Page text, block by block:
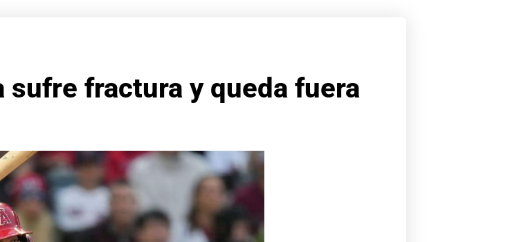
fractura y queda fuera